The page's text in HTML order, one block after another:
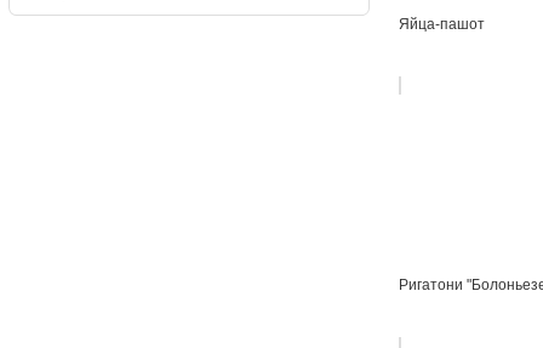
Яйца-пашот
Ригатони